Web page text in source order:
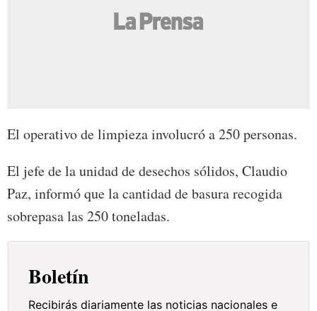
El operativo de limpieza involucró a 250 personas.
El jefe de la unidad de desechos sólidos, Claudio
Paz, informó que la cantidad de basura recogida
sobrepasa las 250 toneladas.
Boletín
Recibirás diariamente las noticias nacionales e